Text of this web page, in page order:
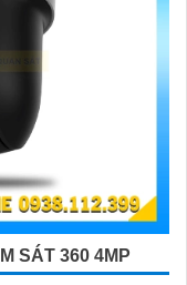
SÁT 360 4MP